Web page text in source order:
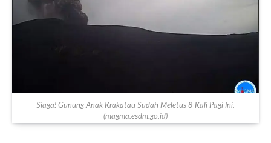
Siaga! Gunung Anak Krakatau Sudah Meletus 8 Kali Pagi Ini.
(magma.esdm.go.id)